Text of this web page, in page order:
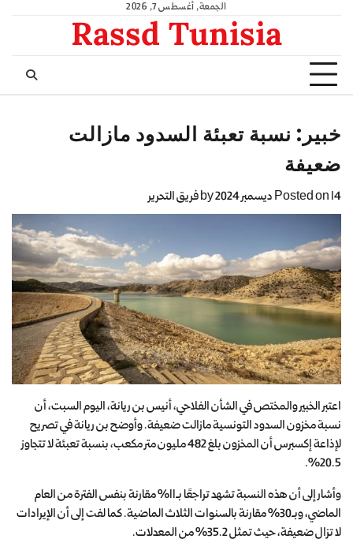
الجمعة, أغسطس 7, 2026
Rassd Tunisia
خبير: نسبة تعبئة السدود مازالت
ضعيفة
Posted on14 ديسمبر 2024 فريق التحرير
اعتبر الخبير والمختص في الشأن الفلاحي، أنيس بن ريانة، اليوم السبت، أن
نسبة مخزون السدود التونسية مازالت ضعيفة. وأوضح بن ريانة في تصريح
لإذاعة إكسبرس أن المخزون بلغ 482 مليون متر مكعب، بنسبة تعبئة لا تتجاوز
20.5%.
وأشار إلى أن هذه النسبة تشهد تراجعًا بـ11% مقارنة بنفس الفترة من العام
الماضي، وبـ30% مقارنة بالسنوات الثلاث الماضية. كما لفت إلى أن الإيرادات
لا تزال ضعيفة، حيث تمثل 35.2% من المعدلات.